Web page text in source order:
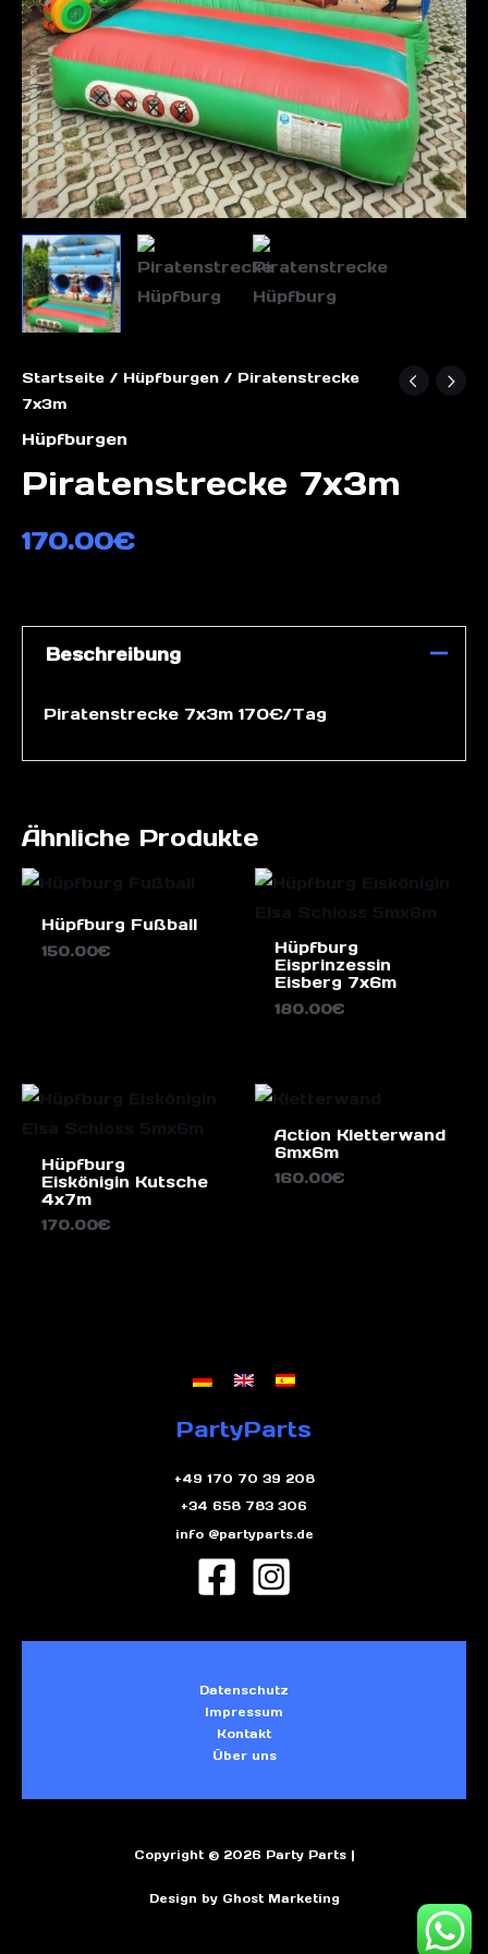
Startseite / Hüpfburgen / Piratenstrecke
7x3m
Hüpfburgen
Piratenstrecke 7x3m
170.00€
Beschreibung
Piratenstrecke 7x3m 170€/Tag
Ähnliche Produkte
Hüpfburg Fußball
150.00€
Hüpfburg
Eisprinzessin
Eisberg 7x6m
180.00€
Hüpfburg
Eiskönigin Kutsche
4x7m
170.00€
Action Kletterwand
6mx6m
160.00€
PartyParts
+49 170 70 39 208
+34 658 783 306
info @partyparts.de
Datenschutz
Impressum
Kontakt
Über uns
Copyright © 2026 Party Parts |
Design by Ghost Marketing